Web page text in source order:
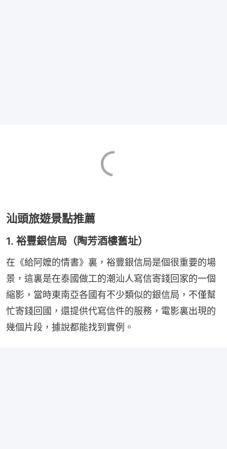
汕頭旅遊景點推薦
1. 裕豐銀信局（陶芳酒樓舊址）
在《給阿嬤的情書》裏，裕豐銀信局是個很重要的場
景，這裏是在泰國做工的潮汕人寫信寄錢回家的一個
縮影，當時東南亞各國有不少類似的銀信局，不僅幫
忙寄錢回國，還提供代寫信件的服務，電影裏出現的
幾個片段，據說都能找到實例。